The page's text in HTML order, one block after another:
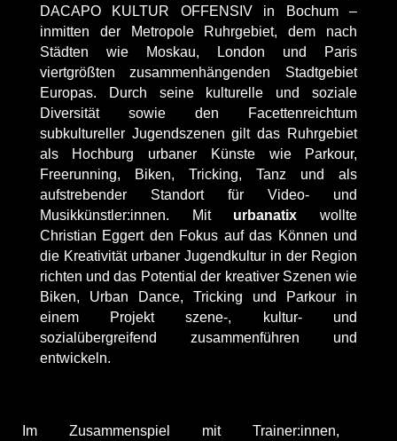
DACAPO KULTUR OFFENSIV in Bochum –
inmitten der Metropole Ruhrgebiet, dem nach
Städten wie Moskau, London und Paris
viertgrößten zusammenhängenden Stadtgebiet
Europas. Durch seine kulturelle und soziale
Diversität sowie den Facettenreichtum
subkultureller Jugendszenen gilt das Ruhrgebiet
als Hochburg urbaner Künste wie Parkour,
Freerunning, Biken, Tricking, Tanz und als
aufstrebender Standort für Video- und
Musikkünstler:innen. Mit urbanatix wollte
Christian Eggert den Fokus auf das Können und
die Kreativität urbaner Jugendkultur in der Region
richten und das Potential der kreativer Szenen wie
Biken, Urban Dance, Tricking und Parkour in
einem Projekt szene-, kultur- und
sozialübergreifend zusammenführen und
entwickeln.
Im Zusammenspiel mit Trainer:innen,